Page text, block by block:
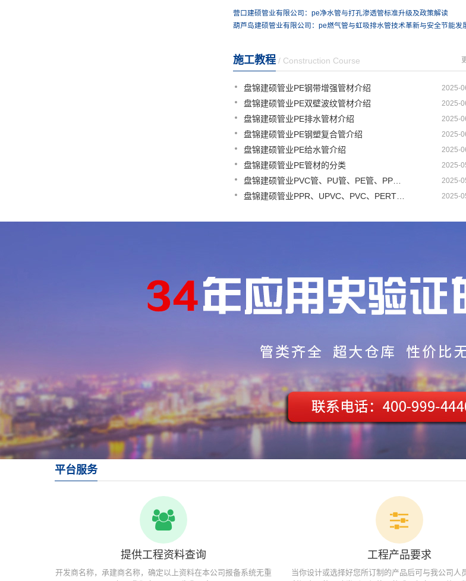
营口建硕管业有限公司：pe净水管与打孔渗透管标准升级及政策解读
葫芦岛建硕管业有限公司：pe燃气管与虹吸排水管技术革新与安全节能发
施工教程 / Construction Course
2025-
盘锦建硕管业PE钢带增强管材介绍
2025-
盘锦建硕管业PE双壁波纹管材介绍
2025-
盘锦建硕管业PE排水管材介绍
2025-
盘锦建硕管业PE钢塑复合管介绍
2025-
盘锦建硕管业PE给水管介绍
2025-
盘锦建硕管业PE管材的分类
2025-
2025-
平台服务
提供工程资料查询
开发商名称，承建商名称，确定以上资料在本公司报备系统无重
工程产品要求
当你设计或选择好您所订制的产品后可与我公司人